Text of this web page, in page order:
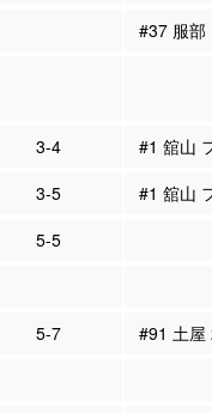
#37 服
3-4
#1 舘山
3-5
#1 舘山
5-5
5-7
#91 土屋